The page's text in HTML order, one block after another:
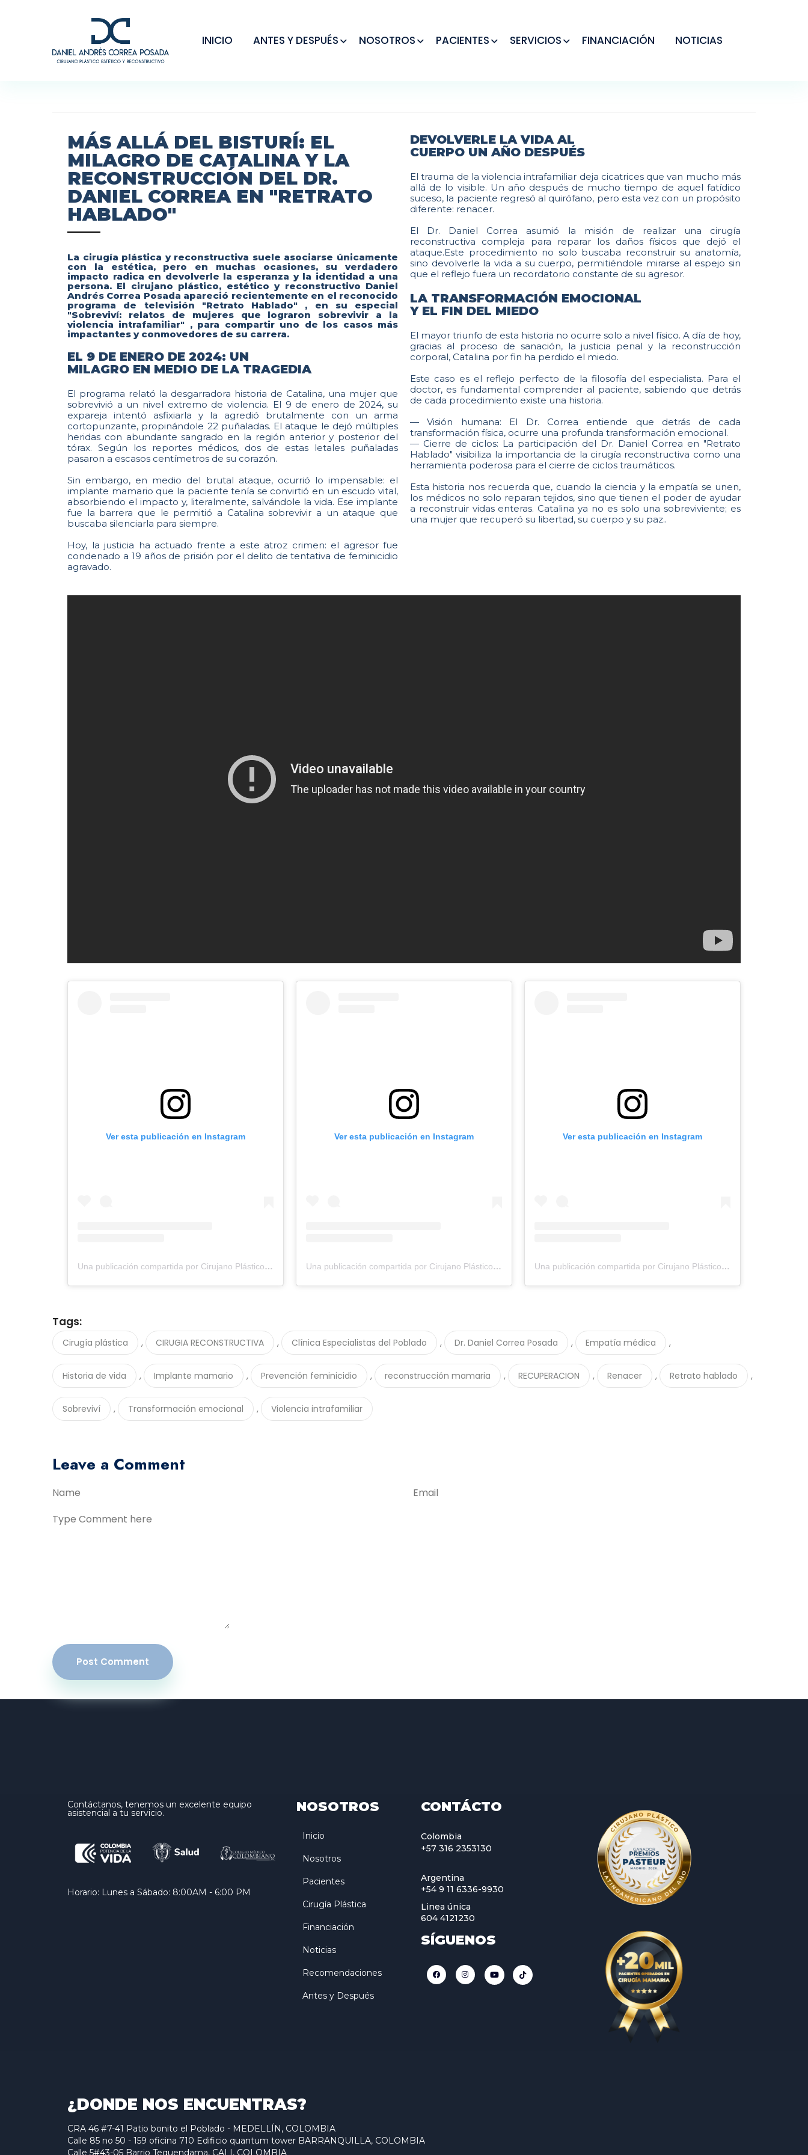
INICIO ANTES Y DESPUÉS NOSOTROS PACIENTES SERVICIOS FINANCIACIÓN NOTICIAS
MÁS ALLÁ DEL BISTURÍ: EL
MILAGRO DE CATALINA Y LA
RECONSTRUCCIÓN DEL DR.
DANIEL CORREA EN "RETRATO
HABLADO"
La cirugía plástica y reconstructiva suele asociarse únicamente
con la estética, pero en muchas ocasiones, su verdadero
impacto radica en devolverle la esperanza y la identidad a una
persona. El cirujano plástico, estético y reconstructivo Daniel
Andrés Correa Posada apareció recientemente en el reconocido
programa de televisión "Retrato Hablado" , en su especial
"Sobreviví: relatos de mujeres que lograron sobrevivir a la
violencia intrafamiliar" , para compartir uno de los casos más
impactantes y conmovedores de su carrera.
EL 9 DE ENERO DE 2024: UN
MILAGRO EN MEDIO DE LA TRAGEDIA
El programa relató la desgarradora historia de Catalina, una mujer que
sobrevivió a un nivel extremo de violencia. El 9 de enero de 2024, su
expareja intentó asfixiarla y la agredió brutalmente con un arma
cortopunzante, propinándole 22 puñaladas. El ataque le dejó múltiples
heridas con abundante sangrado en la región anterior y posterior del
tórax. Según los reportes médicos, dos de estas letales puñaladas
pasaron a escasos centímetros de su corazón.
Sin embargo, en medio del brutal ataque, ocurrió lo impensable: el
implante mamario que la paciente tenía se convirtió en un escudo vital,
absorbiendo el impacto y, literalmente, salvándole la vida. Ese implante
fue la barrera que le permitió a Catalina sobrevivir a un ataque que
buscaba silenciarla para siempre.
Hoy, la justicia ha actuado frente a este atroz crimen: el agresor fue
condenado a 19 años de prisión por el delito de tentativa de feminicidio
agravado.
DEVOLVERLE LA VIDA AL
CUERPO UN AÑO DESPUÉS
El trauma de la violencia intrafamiliar deja cicatrices que van mucho más
allá de lo visible. Un año después de mucho tiempo de aquel fatídico
suceso, la paciente regresó al quirófano, pero esta vez con un propósito
diferente: renacer.
El Dr. Daniel Correa asumió la misión de realizar una cirugía
reconstructiva compleja para reparar los daños físicos que dejó el
ataque.Este procedimiento no solo buscaba reconstruir su anatomía,
sino devolverle la vida a su cuerpo, permitiéndole mirarse al espejo sin
que el reflejo fuera un recordatorio constante de su agresor.
LA TRANSFORMACIÓN EMOCIONAL
Y EL FIN DEL MIEDO
El mayor triunfo de esta historia no ocurre solo a nivel físico. A día de hoy,
gracias al proceso de sanación, la justicia penal y la reconstrucción
corporal, Catalina por fin ha perdido el miedo.
Este caso es el reflejo perfecto de la filosofía del especialista. Para el
doctor, es fundamental comprender al paciente, sabiendo que detrás
de cada procedimiento existe una historia.
— Visión humana: El Dr. Correa entiende que detrás de cada
transformación física, ocurre una profunda transformación emocional.
— Cierre de ciclos: La participación del Dr. Daniel Correa en "Retrato
Hablado" visibiliza la importancia de la cirugía reconstructiva como una
herramienta poderosa para el cierre de ciclos traumáticos.
Esta historia nos recuerda que, cuando la ciencia y la empatía se unen,
los médicos no solo reparan tejidos, sino que tienen el poder de ayudar
a reconstruir vidas enteras. Catalina ya no es solo una sobreviviente; es
una mujer que recuperó su libertad, su cuerpo y su paz..
Ver esta publicación en Instagram
Una publicación compartida por Cirujano Plástico Daniel Correa (@cirujanodanielcorrea)
Ver esta publicación en Instagram
Una publicación compartida por Cirujano Plástico Daniel Correa (@cirujanodanielcorrea)
Ver esta publicación en Instagram
Una publicación compartida por Cirujano Plástico Daniel Correa (@cirujanodanielcorrea)
Tags:
Cirugía plástica , CIRUGIA RECONSTRUCTIVA , Clínica Especialistas del Poblado , Dr. Daniel Correa Posada , Empatía médica ,
Historia de vida , Implante mamario , Prevención feminicidio , reconstrucción mamaria , RECUPERACION , Renacer , Retrato hablado ,
Sobreviví , Transformación emocional , Violencia intrafamiliar
Leave a Comment
Post Comment
Contáctanos, tenemos un excelente equipo
asistencial a tu servicio.
Horario: Lunes a Sábado: 8:00AM - 6:00 PM
NOSOTROS
Inicio
Nosotros
Pacientes
Cirugía Plástica
Financiación
Noticias
Recomendaciones
Antes y Después
CONTÁCTO
Colombia
+57 316 2353130
Argentina
+54 9 11 6336-9930
Linea única
604 4121230
SÍGUENOS
¿DONDE NOS ENCUENTRAS?
CRA 46 #7-41 Patio bonito el Poblado - MEDELLÍN, COLOMBIA
Calle 85 no 50 - 159 oficina 710 Edificio quantum tower BARRANQUILLA, COLOMBIA
Calle 5#43-05 Barrio Tequendama, CALI, COLOMBIA